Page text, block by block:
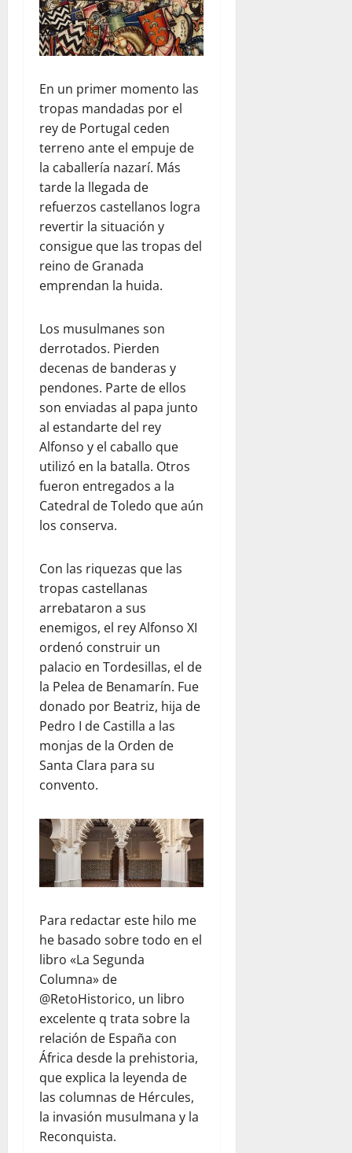
En un primer momento las
tropas mandadas por el
rey de Portugal ceden
terreno ante el empuje de
la caballería nazarí. Más
tarde la llegada de
refuerzos castellanos logra
revertir la situación y
consigue que las tropas del
reino de Granada
emprendan la huida.
Los musulmanes son
derrotados. Pierden
decenas de banderas y
pendones. Parte de ellos
son enviadas al papa junto
al estandarte del rey
Alfonso y el caballo que
utilizó en la batalla. Otros
fueron entregados a la
Catedral de Toledo que aún
los conserva.
Con las riquezas que las
tropas castellanas
arrebataron a sus
enemigos, el rey Alfonso XI
ordenó construir un
palacio en Tordesillas, el de
la Pelea de Benamarín. Fue
donado por Beatriz, hija de
Pedro I de Castilla a las
monjas de la Orden de
Santa Clara para su
convento.
Para redactar este hilo me
he basado sobre todo en el
libro «La Segunda
Columna» de
@RetoHistorico, un libro
excelente q trata sobre la
relación de España con
África desde la prehistoria,
que explica la leyenda de
las columnas de Hércules,
la invasión musulmana y la
Reconquista.